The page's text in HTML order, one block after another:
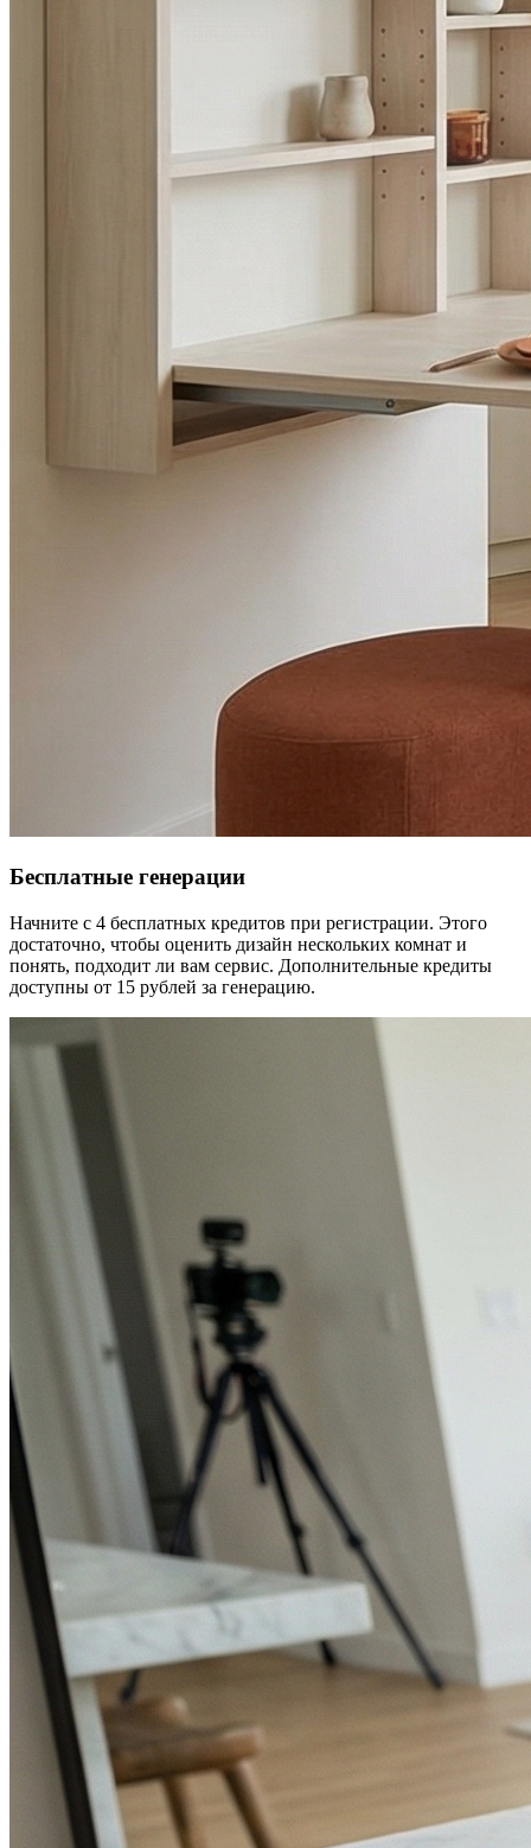
Бесплатные генерации
Начните с 4 бесплатных кредитов при регистрации. Этого
достаточно, чтобы оценить дизайн нескольких комнат и
понять, подходит ли вам сервис. Дополнительные кредиты
доступны от 15 рублей за генерацию.